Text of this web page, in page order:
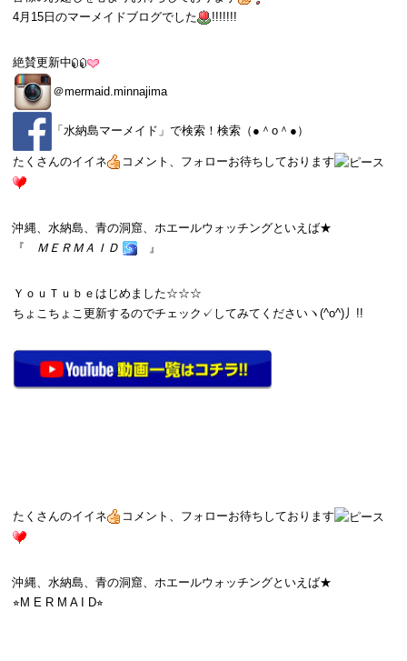
4月15日 のマーメイドブログでした !!!!!!!
絶賛更新中
＠mermaid.minnajima
「 水納島マーメイド 」で検索！検索（●＾o＾●）
たくさんのイイネ コメント、フォローお待ちしております
沖縄、水納島、青の洞窟、ホエールウォッチングといえば★
『
ＭＥＲＭＡＩＤ 』
ＹｏｕＴｕｂｅはじめました☆☆☆
ちょこちょこ更新するのでチェック✓してみてくださいヽ(^o^)丿!!
たくさんのイイネ コメント、フォローお待ちしております
沖縄、水納島、青の洞窟、ホエールウォッチングといえば★
⭐︎M E R M A I D⭐︎